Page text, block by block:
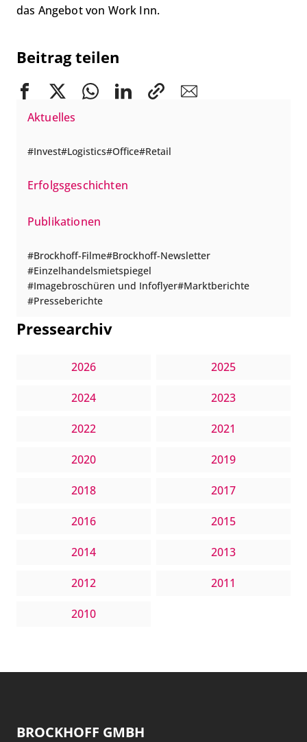
Aktuelles
Invest Logistics Office Retail
Erfolgsgeschichten
Publikationen
Brockhoff-Filme Brockhoff-Newsletter
Einzelhandelsmietspiegel
Imagebroschüren und Infoflyer Marktberichte
Presseberichte
Pressearchiv
2026 2025
2024 2023
2022 2021
2020 2019
2018 2017
2016 2015
2014 2013
2012 2011
2010
das Angebot von Work Inn.
Beitrag teilen
BROCKHOFF GMBH